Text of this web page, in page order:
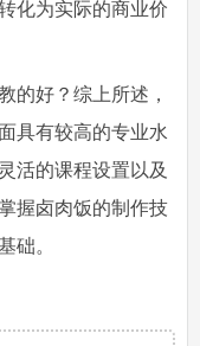
化为实际的商业价
的好？综上所述，
具有较高的专业水
活的课程设置以及
握卤肉饭的制作技
础。